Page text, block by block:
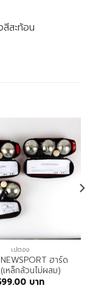
สะท้อน
เปตอง
ฮาร์ด
เหล็กล้วนไม่ผสม)
บาท